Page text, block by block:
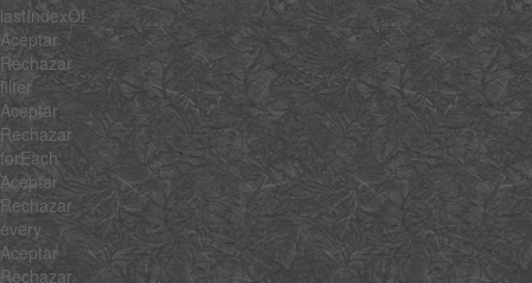
lastIndexOf
Aceptar
Rechazar
filter
Aceptar
Rechazar
forEach
Aceptar
Rechazar
every
Aceptar
Rechazar